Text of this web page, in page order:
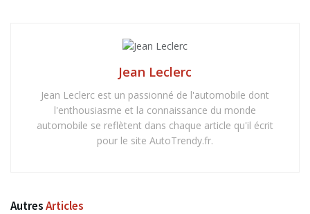
Jean Leclerc
Jean Leclerc est un passionné de l'automobile dont
l'enthousiasme et la connaissance du monde
automobile se reflètent dans chaque article qu'il écrit
pour le site AutoTrendy.fr.
AutresArticles